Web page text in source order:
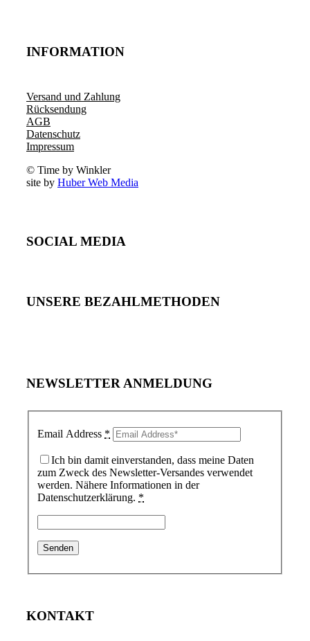
INFORMATION
Versand und Zahlung
Rücksendung
AGB
Datenschutz
Impressum
© Time by Winkler
site by Huber Web Media
SOCIAL MEDIA
UNSERE BEZAHLMETHODEN
NEWSLETTER ANMELDUNG
Email Address *
Ich bin damit einverstanden, dass meine Daten
zum Zweck des Newsletter-Versandes verwendet
werden. Nähere Informationen in der
Datenschutzerklärung. *
KONTAKT